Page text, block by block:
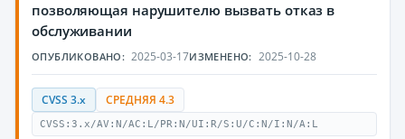
позволяющая нарушителю вызвать отказ в
обслуживании
ОПУБЛИКОВАНО: 2025-03-17ИЗМЕНЕНО: 2025-10-28
CVSS 3.x СРЕДНЯЯ 4.3
CVSS:3.x/AV:N/AC:L/PR:N/UI:R/S:U/C:N/I:N/A:L